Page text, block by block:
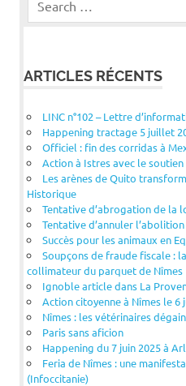
ARTICLES RÉCENTS
LINC n°102 – Lettre
Happening tractage 5 juillet
Officiel : fin des corridas à
Action à Istres avec le
Les arènes de Quito
Historique
Tentative d’abrogation de la
Tentative d’annuler
Succès pour les animaux en
Soupçons de fraude fiscale :
collimateur du parquet de Nîmes
Ignoble article dans La
Action citoyenne à Nîmes le 6
Nîmes : les vétérinaires
Paris sans aficion
Happening du 7 juin 2025 à
Feria de Nîmes : une
(Infoccitanie)